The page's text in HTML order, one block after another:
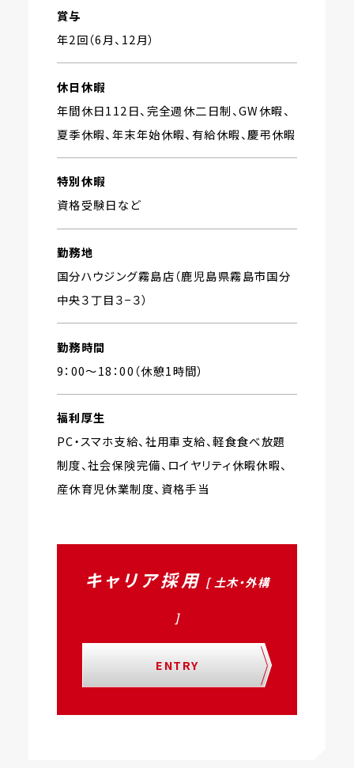
賞与
年2回（6月、12月）
休日休暇
年間休日112日、完全週休二日制、GW休暇、
夏季休暇、年末年始休暇、有給休暇、慶弔休暇
特別休暇
資格受験日など
勤務地
国分ハウジング霧島店（鹿児島県霧島市国分
中央３丁目３−３）
勤務時間
9：00〜18：00（休憩1時間）
福利厚生
PC・スマホ支給、社用車支給、軽食食べ放題
制度、社会保険完備、ロイヤリティ休暇休暇、
産休育児休業制度、資格手当
キャリア採用 [ 土木・外構
]
ENTRY